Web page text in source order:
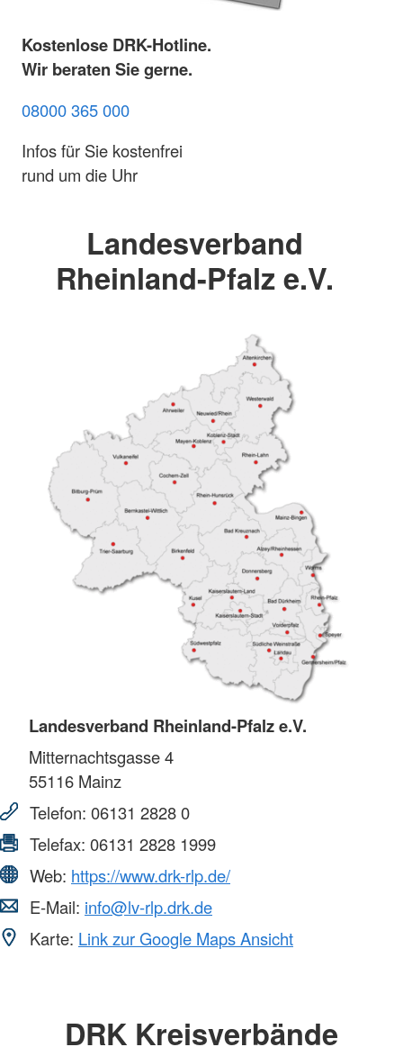
Kostenlose DRK-Hotline.
Wir beraten Sie gerne.
08000 365 000
Infos für Sie kostenfrei
rund um die Uhr
Landesverband
Rheinland-Pfalz e.V.
Landesverband Rheinland-Pfalz e.V.
Mitternachtsgasse 4
55116 Mainz
Telefon: 06131 2828 0
Telefax: 06131 2828 1999
Web: https://www.drk-rlp.de/
E-Mail: info@lv-rlp.drk.de
Karte: Link zur Google Maps Ansicht
DRK Kreisverbände